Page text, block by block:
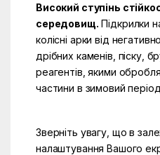
Високий ступінь
середовищ. Підкрилки
колісні арки від
дрібних каменів, піску,
реагентів, якими
частини в зимовий
Зверніть увагу, що в
налаштування Вашого